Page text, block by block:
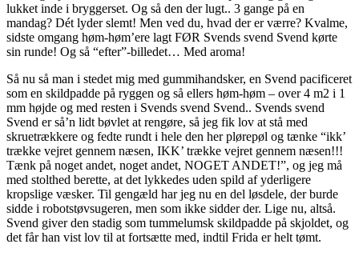
lukket inde i bryggerset. Og så den der lugt.. 3 gange på en
mandag? Dét lyder slemt! Men ved du, hvad der er værre? Kvalme,
sidste omgang høm-høm’ere lagt FØR Svends svend Svend kørte
sin runde! Og så “efter”-billedet… Med aroma!
Så nu så man i stedet mig med gummihandsker, en Svend pacificeret
som en skildpadde på ryggen og så ellers høm-høm – over 4 m2 i 1
mm højde og med resten i Svends svend Svend.. Svends svend
Svend er så’n lidt bøvlet at rengøre, så jeg fik lov at stå med
skruetrækkere og fedte rundt i hele den her plørepøl og tænke “ikk’
trække vejret gennem næsen, IKK’ trække vejret gennem næsen!!!
Tænk på noget andet, noget andet, NOGET ANDET!”, og jeg må
med stolthed berette, at det lykkedes uden spild af yderligere
kropslige væsker. Til gengæld har jeg nu en del løsdele, der burde
sidde i robotstøvsugeren, men som ikke sidder der. Lige nu, altså.
Svend giver den stadig som tummelumsk skildpadde på skjoldet, og
det får han vist lov til at fortsætte med, indtil Frida er helt tømt.